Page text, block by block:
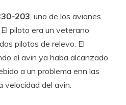
203, uno de los aviones
piloto era un veterano
pilotos de relevo. El
el avin ya haba alcanzado
a un problema enn las
velocidad del avin.